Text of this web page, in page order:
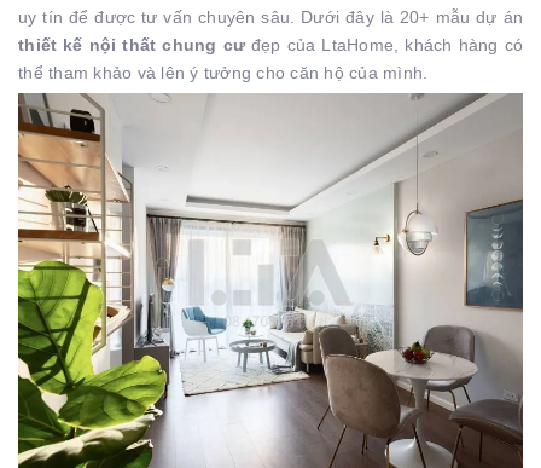
uy tín để được tư vấn chuyên sâu. Dưới đây là 20+ mẫu dự án
thiết kế nội thất chung cư đẹp của LtaHome, khách hàng có
thể tham khảo và lên ý tưởng cho căn hộ của mình.